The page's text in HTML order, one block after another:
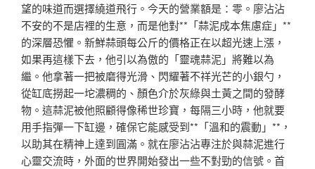
望的味道而選擇繞道飛行。今天的營業額是：零。廖沾沾
不安的不是店裡的生意，而是他對**「蒜泥成本焦慮症」**
的深層恐懼。新鮮蒜頭每公斤的價格正在以超光速上漲，
如果再這樣下去，他引以為傲的「靈魂蒜泥」將難以為
繼。他拿著一把被磨得光滑、閃耀著不祥光芒的小銀勺，
從缸底撈起一坨濃稠的、顏色介於灰綠與土黃之間的發酵
物。這蒜泥被他照顧得像稀世珍寶，每隔三小時，他就要
用手指彈一下缸邊，確保它能感受到**「溫和的震動」**，
以助其在精神上達到圓滿。就在廖沾沾專注於與蒜泥進行
心靈交流時，外面的世界開始發出一些不對勁的信號。首